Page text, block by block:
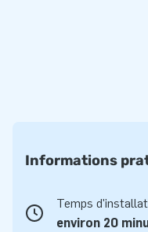
designers, de
des attractions
appréciées par nos
Informations
Temps
environ 20